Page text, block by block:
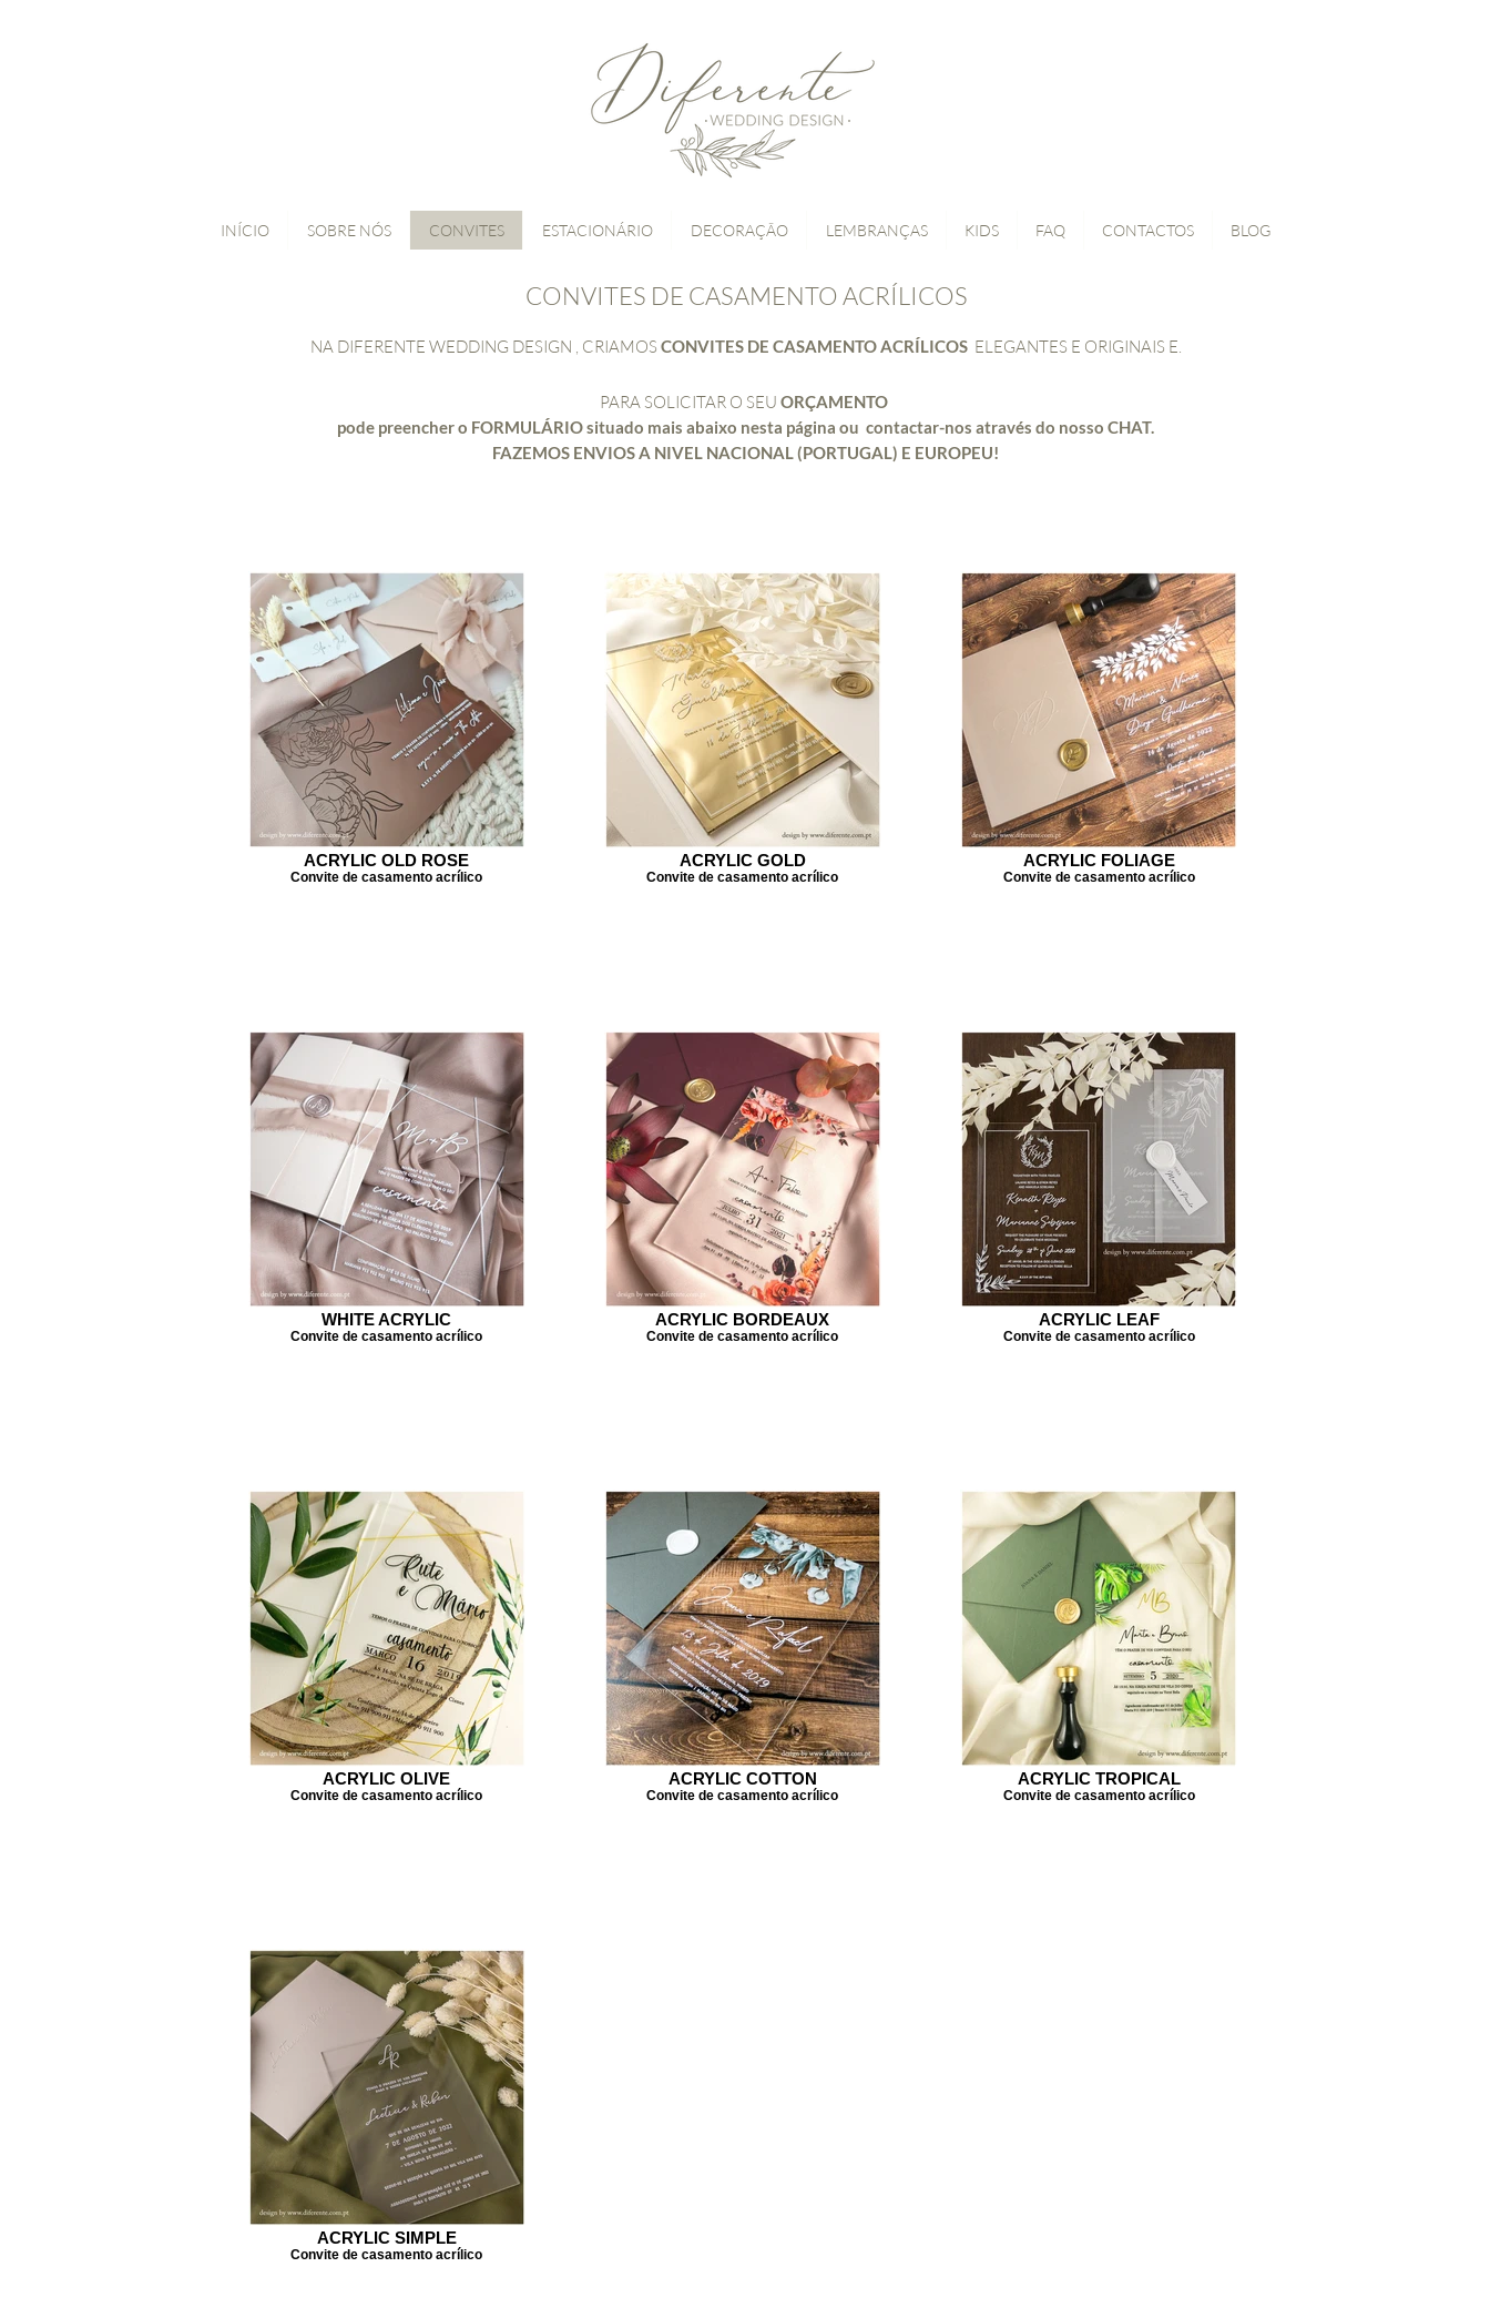
CONVITES DE CASAMENTO ACRÍLICOS
NA DIFERENTE WEDDING DESIGN , CRIAMOS CONVITES DE CASAMENTO ACRÍLICOS ELEGANTES E ORIGINAIS E.
PARA SOLICITAR O SEU ORÇAMENTO
pode preencher o FORMULÁRIO situado mais abaixo nesta página ou contactar-nos através do nosso CHAT.
FAZEMOS ENVIOS A NIVEL NACIONAL (PORTUGAL) E EUROPEU!
ACRYLIC OLD ROSE
Convite de casamento acrílico
ACRYLIC GOLD
Convite de casamento acrílico
ACRYLIC FOLIAGE
Convite de casamento acrílico
WHITE ACRYLIC
Convite de casamento acrílico
ACRYLIC BORDEAUX
Convite de casamento acrílico
ACRYLIC LEAF
Convite de casamento acrílico
ACRYLIC OLIVE
Convite de casamento acrílico
ACRYLIC COTTON
Convite de casamento acrílico
ACRYLIC TROPICAL
Convite de casamento acrílico
ACRYLIC SIMPLE
Convite de casamento acrílico
INÍCIO SOBRE NÓS CONVITES ESTACIONÁRIO DECORAÇÃO LEMBRANÇAS KIDS FAQ CONTACTOS BLOG